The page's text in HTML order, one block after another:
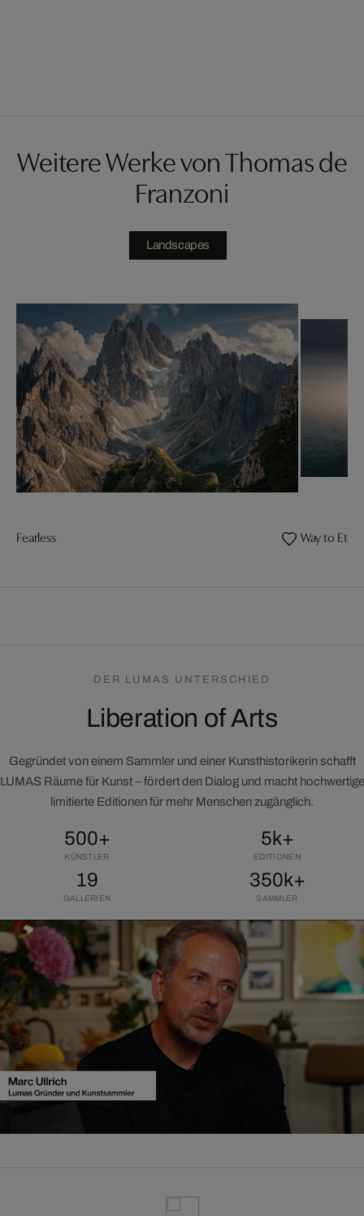
Weitere Werke von Thomas de
Franzoni
Landscapes
Fearless Way to
DER LUMAS UNTERSCHIED
Liberation of Arts
Gegründet von einem Sammler und einer Kunsthistorikerin schafft
LUMAS Räume für Kunst – fördert den Dialog und macht hochwertige
limitierte Editionen für mehr Menschen zugänglich.
500+
KÜNSTLER
5k+
EDITIONEN
19
GALLERIEN
350k+
SAMMLER